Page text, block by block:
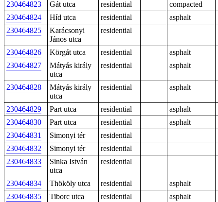
230464823
Gát utca residential
compacted
230464824
Híd utca residential
asphalt
230464825
Karácsonyi
János utca
residential
230464826 Körgát utca residential
asphalt
230464827
Mátyás király
utca
residential asphalt
230464828
Mátyás király
utca
residential asphalt
230464829 Part utca residential
asphalt
230464830
Part utca residential
asphalt
230464831
Simonyi tér
residential
230464832
Simonyi tér
residential
230464833
Sinka István
utca
residential
230464834 Thököly utca residential
asphalt
230464835
Tiborc utca residential
asphalt